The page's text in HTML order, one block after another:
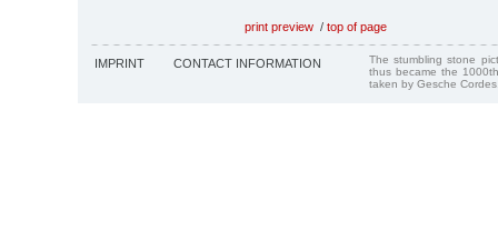
print preview / top of page
IMPRINT CONTACT INFORMATION
The stumbling stone
thus became the
taken by Gesche